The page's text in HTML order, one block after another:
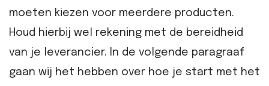
moeten kiezen voor meerdere producten.
Houd hierbij wel rekening met de bereidheid
van je leverancier. In de volgende paragraaf
gaan wij het hebben over hoe je start met het